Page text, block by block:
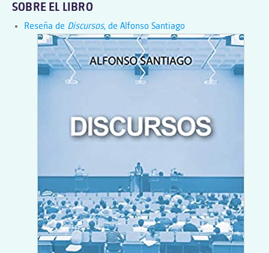
SOBRE EL LIBRO
Reseña de Discursos, de Alfonso Santiago